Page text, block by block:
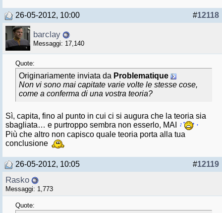
#12118
26-05-2012, 10:00
barclay
Messaggi: 17,140
Quote:
Originariamente inviata da Problematique
Non vi sono mai capitate varie volte le stesse cose,
come a conferma di una vostra teoria?
Sì, capita, fino al punto in cui ci si augura che la teoria sia
sbagliata… e purtroppo sembra non esserlo, MAI
Più che altro non capisco quale teoria porta alla tua
conclusione
#12119
26-05-2012, 10:05
Rasko
Messaggi: 1,773
Quote: